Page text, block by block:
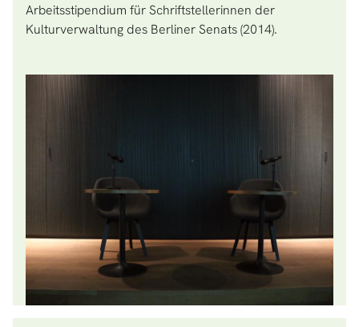
Arbeitsstipendium für Schriftstellerinnen der
Kulturverwaltung des Berliner Senats (2014).